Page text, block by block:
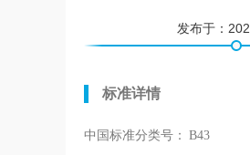
发布于：
标准详情
中国标准分类号： B43